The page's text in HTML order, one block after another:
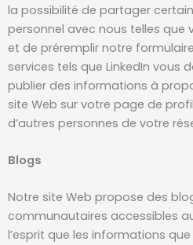
la possibilité de partager
personnel avec nous telles que
et de préremplir notre
services tels que LinkedIn vous
publier des informations à
site Web sur votre page de
d’autres personnes de votre
Blogs
Notre site Web propose des
communautaires accessibles
l’esprit que les informations